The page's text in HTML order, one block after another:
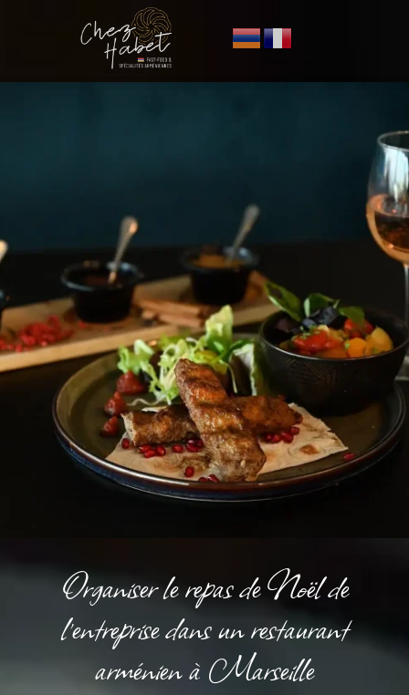
Organiser le repas de Noël de
l’entreprise dans un restaurant
arménien à Marseille